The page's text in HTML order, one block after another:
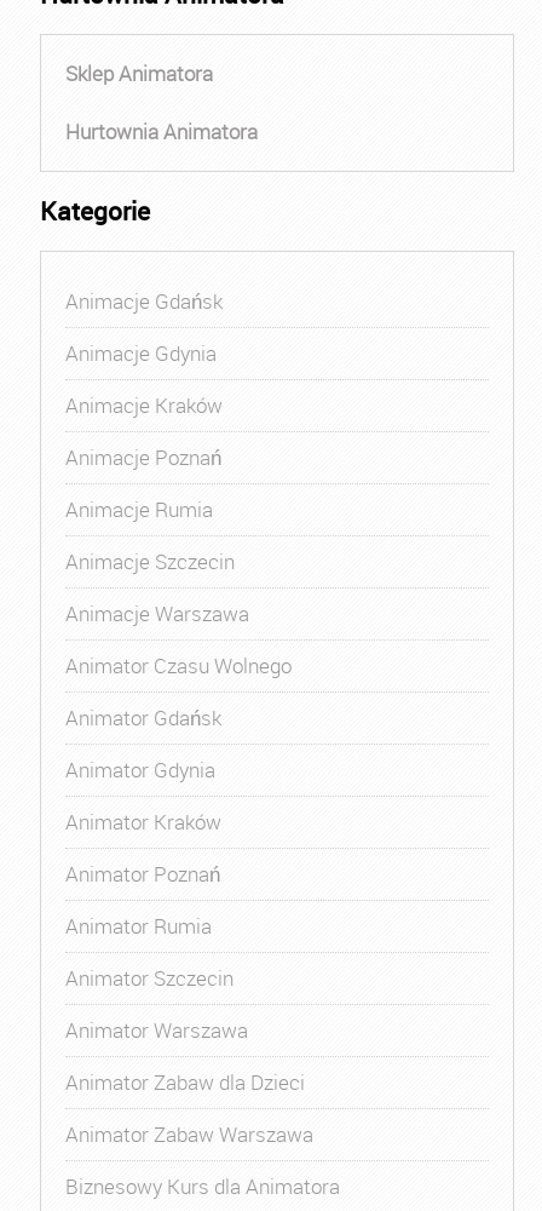
Sklep Animatora
Hurtownia Animatora
Kategorie
Animacje Gdańsk
Animacje Gdynia
Animacje Kraków
Animacje Poznań
Animacje Rumia
Animacje Szczecin
Animacje Warszawa
Animator Czasu Wolnego
Animator Gdańsk
Animator Gdynia
Animator Kraków
Animator Poznań
Animator Rumia
Animator Szczecin
Animator Warszawa
Animator Zabaw dla Dzieci
Animator Zabaw Warszawa
Biznesowy Kurs dla Animatora